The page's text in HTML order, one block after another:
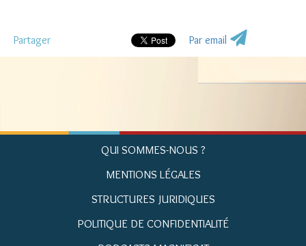
Partager Par email
QUI SOMMES-NOUS ?
MENTIONS LÉGALES
STRUCTURES JURIDIQUES
POLITIQUE DE CONFIDENTIALITÉ